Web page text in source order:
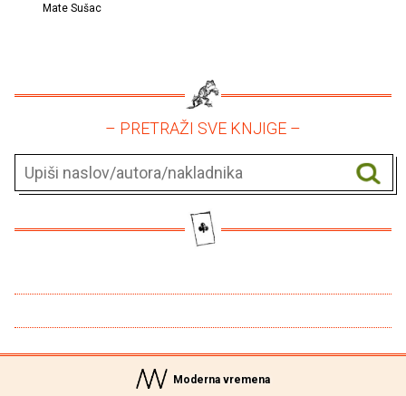
Mate Sušac
– PRETRAŽI SVE KNJIGE –
Moderna vremena